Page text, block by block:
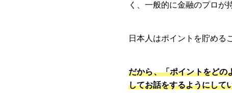
く、一般的に金融のプロが
日本人はポイントを貯める
だから、「ポイントをどの
してお話をするようにして